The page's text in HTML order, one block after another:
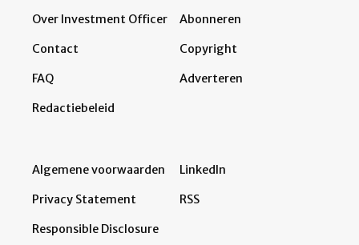
Over Investment Officer
Contact
FAQ
Redactiebeleid
Abonneren
Copyright
Adverteren
Algemene voorwaarden
Privacy Statement
Responsible Disclosure
LinkedIn
RSS